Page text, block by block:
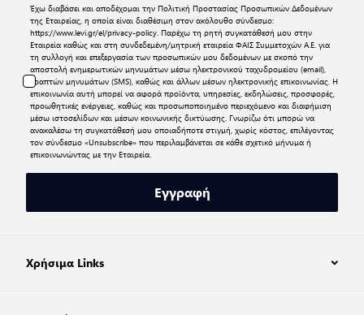
Έχω διαβάσει και αποδέχομαι την Πολιτική Προστασίας Προσωπικών Δεδομένων
της Εταιρείας, η οποία είναι διαθέσιμη στον ακόλουθο σύνδεσμο:
https://www.levi.gr/el/privacy-policy. Παρέχω τη ρητή συγκατάθεσή μου στην
Εταιρεία καθώς και στη συνδεδεμένη/μητρική εταιρεία ΦΑΙΣ Συμμετοχών Α.Ε. για
τη συλλογή και επεξεργασία των προσωπικών μου δεδομένων με σκοπό την
αποστολή ενημερωτικών μηνυμάτων μέσω ηλεκτρονικού ταχυδρομείου (email),
γραπτών μηνυμάτων (SMS), καθώς και άλλων μέσων ηλεκτρονικής επικοινωνίας. Η
επικοινωνία αυτή μπορεί να αφορά προϊόντα, υπηρεσίες, εκδηλώσεις, προσφορές,
προωθητικές ενέργειες, καθώς και προσωποποιημένο περιεχόμενο και διαφήμιση
μέσω ιστοσελίδων και μέσων κοινωνικής δικτύωσης. Γνωρίζω ότι μπορώ να
ανακαλέσω τη συγκατάθεσή μου οποιαδήποτε στιγμή, χωρίς κόστος, επιλέγοντας
τον σύνδεσμο «Unsubscribe» που περιλαμβάνεται σε κάθε σχετικό μήνυμα ή
επικοινωνώντας με την Εταιρεία.
Εγγραφή
Χρήσιμα Links